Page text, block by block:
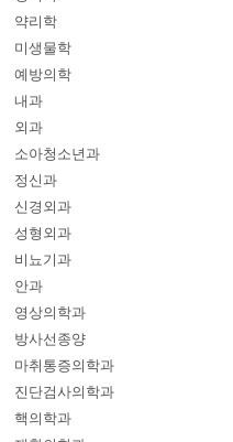
약리학
미생물학
예방의학
내과
외과
소아청소년과
정신과
신경외과
성형외과
비뇨기과
안과
영상의학과
방사선종양
마취통증의학과
진단검사의학과
핵의학과